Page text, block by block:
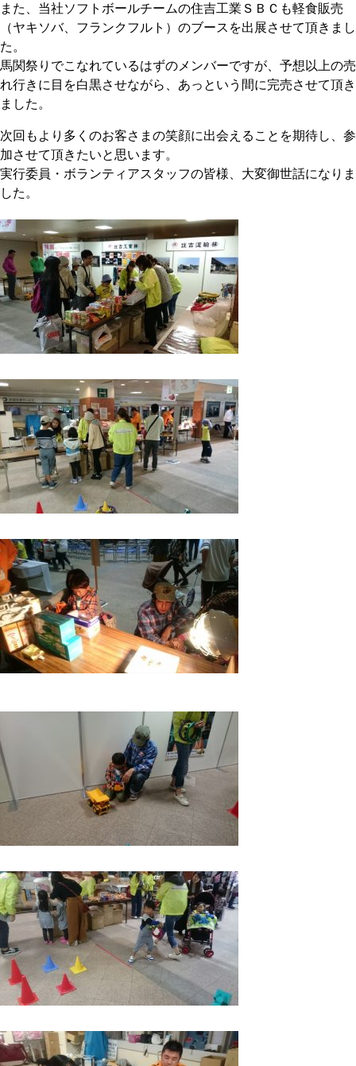
また、当社ソフトボールチームの住吉工業ＳＢＣも軽食販売
（ヤキソバ、フランクフルト）のブースを出展させて頂きまし
た。
馬関祭りでこなれているはずのメンバーですが、予想以上の売
れ行きに目を白黒させながら、あっという間に完売させて頂き
ました。
次回もより多くのお客さまの笑顔に出会えることを期待し、参
加させて頂きたいと思います。
実行委員・ボランティアスタッフの皆様、大変御世話になりま
した。